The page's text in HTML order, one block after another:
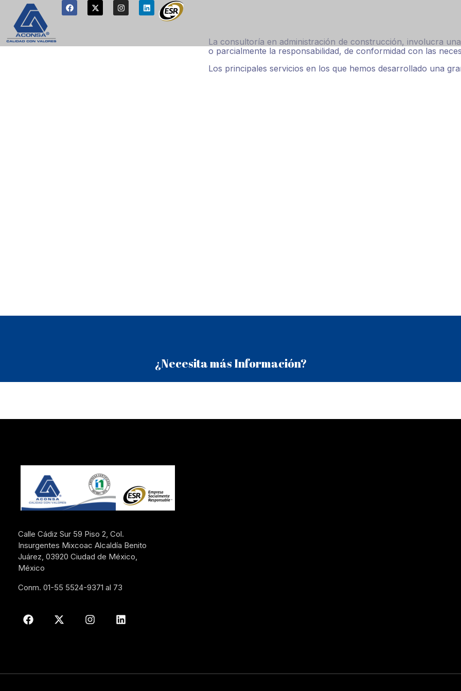
La consultoría en administración de construcción, involucra
o parcialmente la responsabilidad, de conformidad con las
Los principales servicios en los que hemos desarrollado una
¿Necesita más Información?
Calle Cádiz Sur 59 Piso 2, Col.
Insurgentes Mixcoac Alcaldía Benito
Juárez, 03920 Ciudad de México,
México
Conm. 01-55 5524-9371 al 73